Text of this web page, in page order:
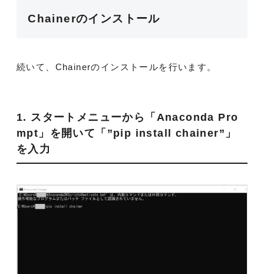
Chainerのインストール
続いて、Chainerのインストールを行います。
1. スタートメニューから「Anaconda Pro
mpt」を開いて「”pip install chainer”」
を入力